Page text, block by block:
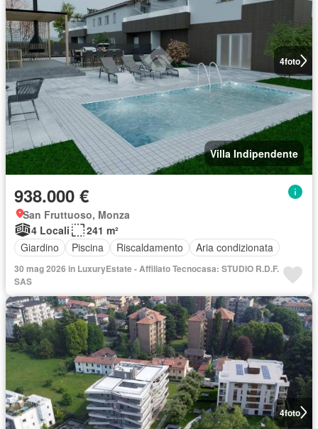
4foto
Villa Indipendente
938.000 €
San Fruttuoso, Monza
4 Locali
241 m²
Giardino
Piscina Riscaldamento Aria condizionata
30 mag 2026 in LuxuryEstate - Affiliato Tecnocasa: STUDIO R.D.F.
SAS
4foto